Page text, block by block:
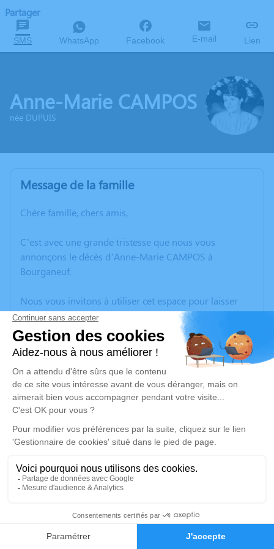
Faire-part Hommages
Partager
SMS WhatsApp Facebook E-mail Lien
Anne-Marie CAMPOS
née DUPUIS
Message de la famille
Chère famille, chers amis,
C’est avec une grande tristesse que nous vous
annonçons le décès d’Anne-Marie CAMPOS à
Bourganeuf.
Nous vous invitons à utiliser cet espace pour laisser
vos condoléances, partager des photos souvenirs, une
anecdote ou exprimer vos pensées à travers des
poèmes ou des textes. Cet endroit est un lieu
d'expression dédié à honorer la mémoire d’Anne-
Marie CAMPOS.
Un service de plantation d’arbre hommage est
disponible ici.
Je rends hommage
Cérémonie religieuse
Église de Évaux-les-Bains
23110 Évaux-les-Bains